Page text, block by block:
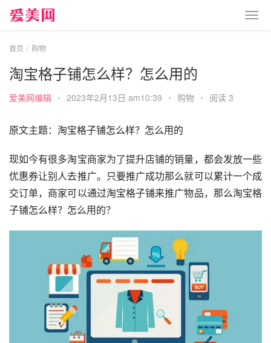
首页 购物
淘宝格子铺怎么样？怎么用的
爱美网编辑 • 2023年2月13日 am10:39 • 购物 • 阅读 3
原文主题：淘宝格子铺怎么样？怎么用的
现如今有很多淘宝商家为了提升店铺的销量，都会发放一些
优惠券让别人去推广。只要推广成功那么就可以累计一个成
交订单，商家可以通过淘宝格子铺来推广物品，那么淘宝格
子铺怎么样？怎么用的？